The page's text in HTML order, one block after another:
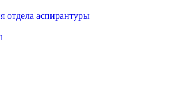
отдела аспирантуры